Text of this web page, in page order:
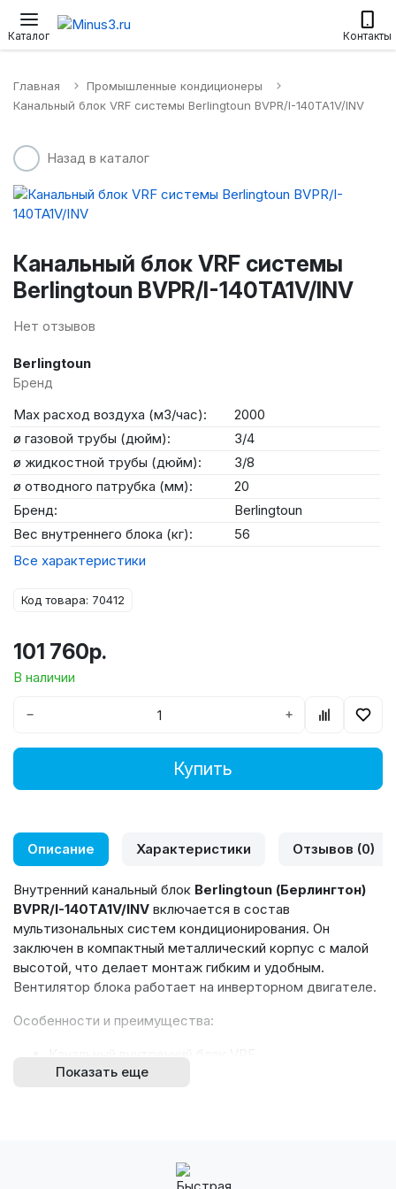
Каталог Контакты
Настенные сплит-системы
Главная
Промышленные кондиционеры
Канальный блок VRF системы Berlingtoun BVPR/I-140TA1V/INV
Назад в каталог
Канальный блок VRF системы
Berlingtoun BVPR/I-140TA1V/INV
Нет отзывов
Berlingtoun
Бренд
Max расход воздуха (м3/час):
2000
ø газовой трубы (дюйм):
3/4
ø жидкостной трубы (дюйм):
3/8
ø отводного патрубка (мм):
20
Бренд:
Berlingtoun
Вес внутреннего блока (кг):
56
Все характеристики
Код товара: 70412
101 760р.
В наличии
− +
Купить
Описание Характеристики Отзывов (0)
Внутренний канальный блок Berlingtoun (Берлингтон)
BVPR/I-140TA1V/INV включается в состав
мультизональных систем кондиционирования. Он
заключен в компактный металлический корпус с малой
высотой, что делает монтаж гибким и удобным.
Вентилятор блока работает на инверторном двигателе.
Особенности и преимущества:
Высоконапорный.
Горизонтальная скрытая установка.
Показать еще